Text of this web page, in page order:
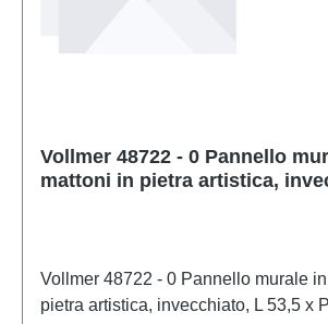
Vollmer 48722 - 0 Pannello
mattoni in pietra artistica,
Vollmer 48722 - 0 Pannello murale
pietra artistica, invecchiato, L 53,5 x